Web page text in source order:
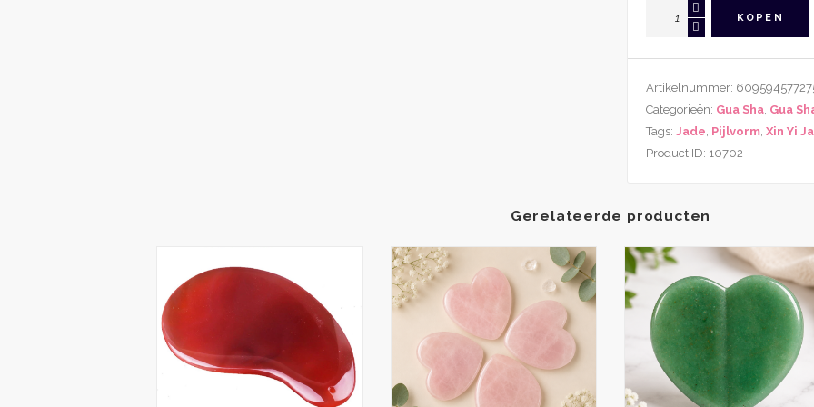
Yi
Jade
Pijl
Vorm
KOPEN
Artikelnummer:
Categorieën: Gua Sha Gua
Tags: Jade Pijlvorm Xin Yi
Product ID: 10702
Gerelateerde producten